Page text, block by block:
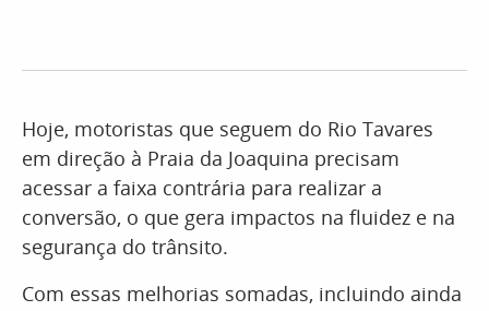
Hoje, motoristas que seguem do Rio Tavares
em direção à Praia da Joaquina precisam
acessar a faixa contrária para realizar a
conversão, o que gera impactos na fluidez e na
segurança do trânsito.
Com essas melhorias somadas, incluindo ainda